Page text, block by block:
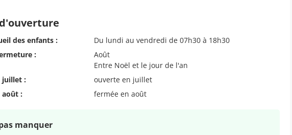
des enfants :
Du lundi au vendredi de 07h30 à 18h30
:
Août
Entre Noël et le jour de l'an
juillet :
ouverte en juillet
août :
fermée en août
manquer